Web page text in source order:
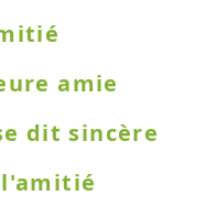
amie
dit sincère
l'amitié